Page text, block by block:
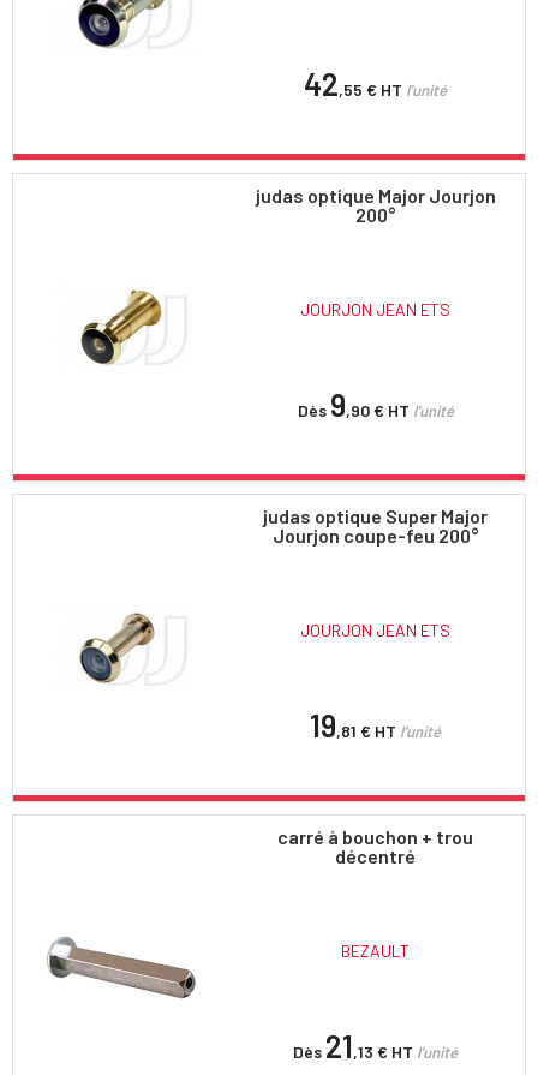
42,55 € HT l'unité
judas optique Major Jourjon
200°
JOURJON JEAN ETS
Dès 9,90 € HT l'unité
judas optique Super Major
Jourjon coupe-feu 200°
JOURJON JEAN ETS
19,81 € HT l'unité
carré à bouchon + trou
décentré
BEZAULT
Dès 21,13 € HT l'unité